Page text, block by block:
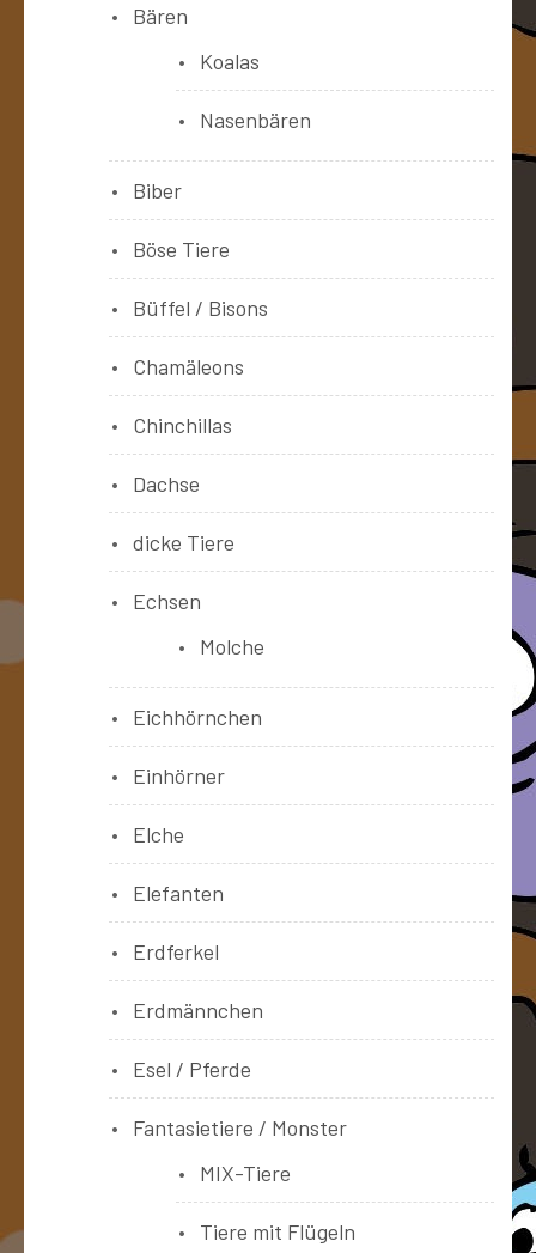
Bären
Koalas
Nasenbären
Biber
Böse Tiere
Büffel / Bisons
Chamäleons
Chinchillas
Dachse
dicke Tiere
Echsen
Molche
Eichhörnchen
Einhörner
Elche
Elefanten
Erdferkel
Erdmännchen
Esel / Pferde
Fantasietiere / Monster
MIX-Tiere
Tiere mit Flügeln